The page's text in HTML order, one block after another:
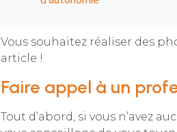
Vous souhaitez réaliser des
article !
Faire appel à un
Tout d’abord, si vous n’avez